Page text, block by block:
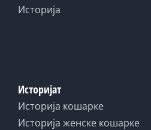
Историја
Историјат
Историја кошарке
Историја женске кошарке